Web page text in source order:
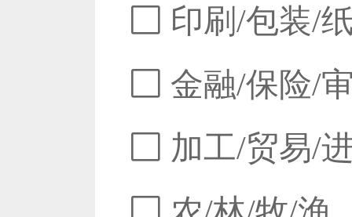
印刷/包装/
金融/保险/
加工/贸易/